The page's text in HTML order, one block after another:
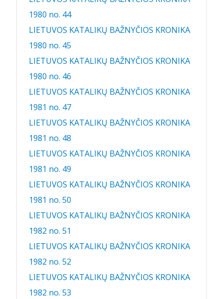
1980 no. 44
LIETUVOS KATALIKŲ BAŽNYČIOS KRONIKA
1980 no. 45
LIETUVOS KATALIKŲ BAŽNYČIOS KRONIKA
1980 no. 46
LIETUVOS KATALIKŲ BAŽNYČIOS KRONIKA
1981 no. 47
LIETUVOS KATALIKŲ BAŽNYČIOS KRONIKA
1981 no. 48
LIETUVOS KATALIKŲ BAŽNYČIOS KRONIKA
1981 no. 49
LIETUVOS KATALIKŲ BAŽNYČIOS KRONIKA
1981 no. 50
LIETUVOS KATALIKŲ BAŽNYČIOS KRONIKA
1982 no. 51
LIETUVOS KATALIKŲ BAŽNYČIOS KRONIKA
1982 no. 52
LIETUVOS KATALIKŲ BAŽNYČIOS KRONIKA
1982 no. 53